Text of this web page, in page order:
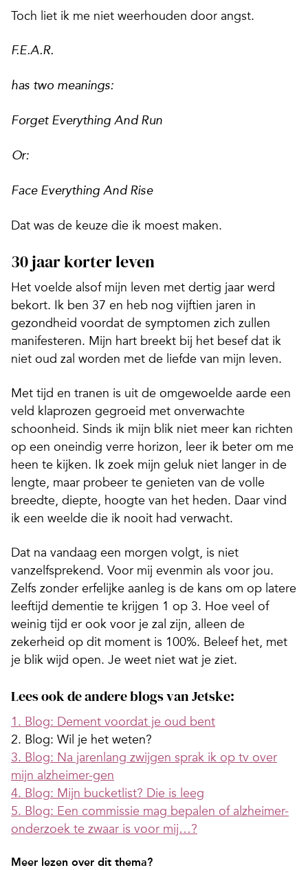
Toch liet ik me niet weerhouden door angst.
F.E.A.R.
has two meanings:
Forget Everything And Run
Or:
Face Everything And Rise
Dat was de keuze die ik moest maken.
30 jaar korter leven
Het voelde alsof mijn leven met dertig jaar werd
bekort. Ik ben 37 en heb nog vijftien jaren in
gezondheid voordat de symptomen zich zullen
manifesteren. Mijn hart breekt bij het besef dat ik
niet oud zal worden met de liefde van mijn leven.
Met tijd en tranen is uit de omgewoelde aarde een
veld klaprozen gegroeid met onverwachte
schoonheid. Sinds ik mijn blik niet meer kan richten
op een oneindig verre horizon, leer ik beter om me
heen te kijken. Ik zoek mijn geluk niet langer in de
lengte, maar probeer te genieten van de volle
breedte, diepte, hoogte van het heden. Daar vind
ik een weelde die ik nooit had verwacht.
Dat na vandaag een morgen volgt, is niet
vanzelfsprekend. Voor mij evenmin als voor jou.
Zelfs zonder erfelijke aanleg is de kans om op latere
leeftijd dementie te krijgen 1 op 3. Hoe veel of
weinig tijd er ook voor je zal zijn, alleen de
zekerheid op dit moment is 100%. Beleef het, met
je blik wijd open. Je weet niet wat je ziet.
Lees ook de andere blogs van Jetske:
1. Blog: Dement voordat je oud bent
2. Blog: Wil je het weten?
3. Blog: Na jarenlang zwijgen sprak ik op tv over
mijn alzheimer-gen
4. Blog: Mijn bucketlist? Die is leeg
5. Blog: Een commissie mag bepalen of alzheimer-
onderzoek te zwaar is voor mij…?
Meer lezen over dit thema?